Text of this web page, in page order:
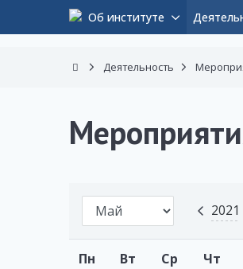
Об институте
Деятельность
2021
Пн Вт Ср Чт